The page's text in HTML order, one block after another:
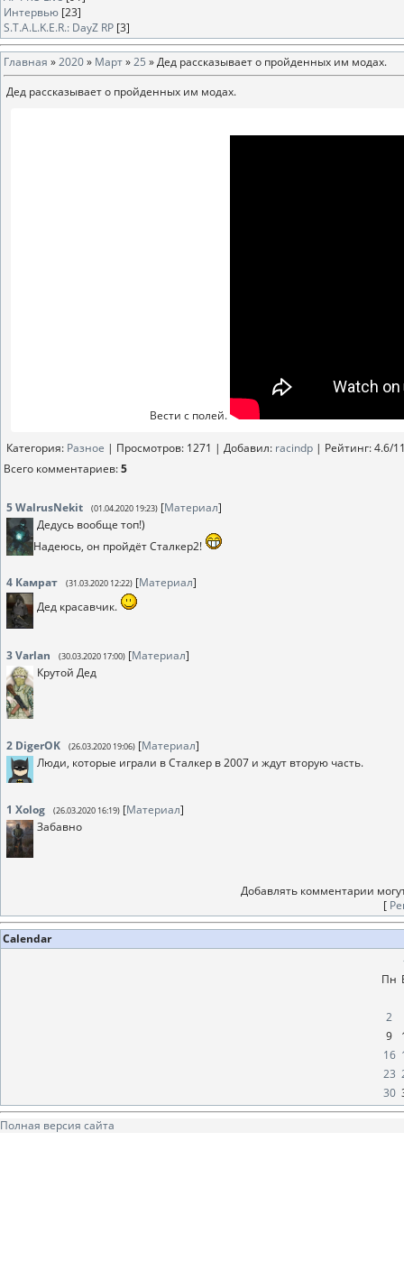
Интервью [23]
S.T.A.L.K.E.R.: DayZ RP [3]
Главная »2020» Март»25 » Дед рассказывает о пройденных им модах.
Дед рассказывает о пройденных им модах.
Вести с полей.
Категория: Разное | Просмотров: 1271 | Добавил: racindp | Рейтинг:4.6/
Всего комментариев:5
5WalrusNekit (01.04.2020 19:23) [Материал]
Дедусь вообще топ!)
Надеюсь, он пройдёт Сталкер2!
4 Камрат (31.03.2020 12:22) [Материал]
Дед красавчик.
3Varlan (30.03.2020 17:00) [Материал]
Крутой Дед
2 DigerOK (26.03.2020 19:06) [Материал]
Люди, которые играли в Сталкер в 2007 и ждут вторую часть.
1 Xolog (26.03.2020 16:19) [Материал]
Забавно
Добавлять комментарии
[
Calendar
Пн
2
9
16
23
30
Полная версия сайта